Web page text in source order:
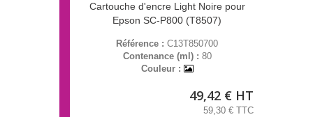
Cartouche d'encre Light Noire pour
Epson SC-P800 (T8507)
Référence : C13T850700
Contenance (ml) : 80
Couleur :
49,42 € HT
59,30 € TTC